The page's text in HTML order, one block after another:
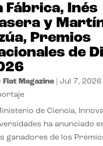
Fábrica, Inés
y
Premios
de
Flat Magazine| Jul 7, 2026
de Ciencia,
ha anunciado
ganadores de los